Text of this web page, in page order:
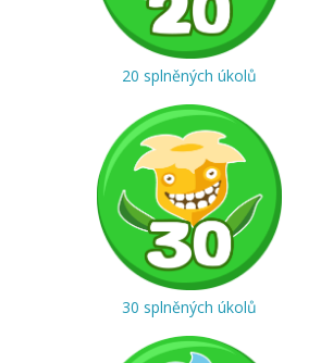
20 splněných úkolů
30 splněných úkolů